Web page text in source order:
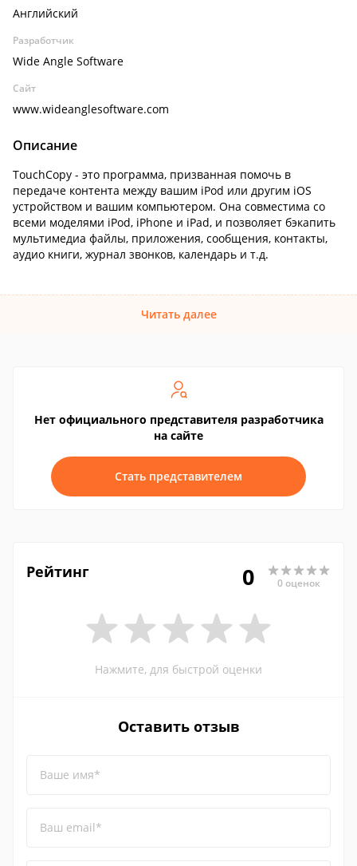
Английский
Разработчик
Wide Angle Software
Сайт
www.wideanglesoftware.com
Описание
TouchCopy - это программа, призванная помочь в
передаче контента между вашим iPod или другим iOS
устройством и вашим компьютером. Она совместима со
всеми моделями iPod, iPhone и iPad, и позволяет бэкапить
мультимедиа файлы, приложения, сообщения, контакты,
аудио книги, журнал звонков, календарь и т.д.
Читать далее
Нет официального представителя разработчика
на сайте
Стать представителем
Рейтинг 0 0 оценок
Нажмите, для быстрой оценки
Оставить отзыв
Ваше имя*
Ваш email*